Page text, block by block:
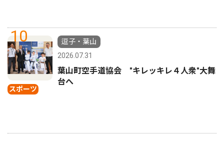
10
スポーツ
逗子・葉山
2026.07.31
葉山町空手道協会 "キレッキレ４人衆"大舞
台へ